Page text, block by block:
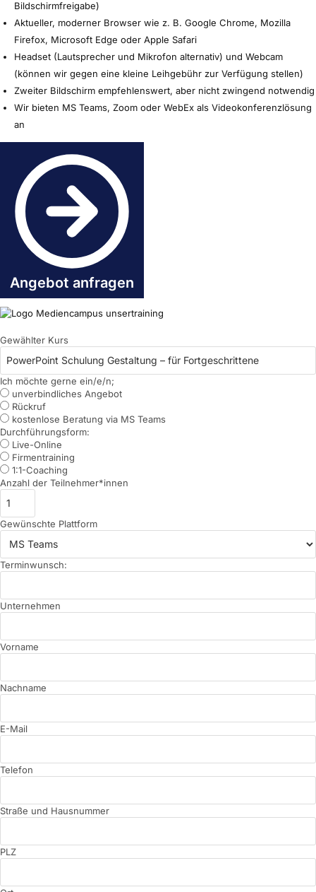
Bildschirmfreigabe)
Aktueller, moderner Browser wie z. B. Google Chrome, Mozilla
Firefox, Microsoft Edge oder Apple Safari
Headset (Lautsprecher und Mikrofon alternativ) und Webcam
(können wir gegen eine kleine Leihgebühr zur Verfügung stellen)
Zweiter Bildschirm empfehlenswert, aber nicht zwingend notwendig
Wir bieten MS Teams, Zoom oder WebEx als Videokonferenzlösung
an
Angebot anfragen
Gewählter Kurs
Ich möchte gerne ein/e/n;
unverbindliches Angebot
Rückruf
kostenlose Beratung via MS Teams
Durchführungsform:
Live-Online
Firmentraining
1:1-Coaching
Anzahl der Teilnehmer*innen
Gewünschte Plattform
Terminwunsch:
Unternehmen
Vorname
Nachname
E-Mail
Telefon
Straße und Hausnummer
PLZ